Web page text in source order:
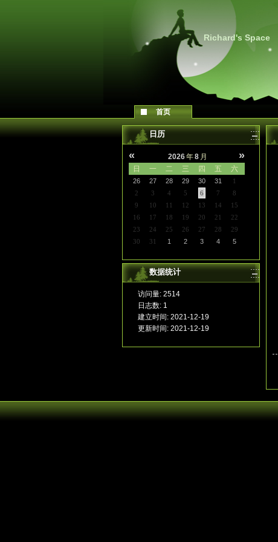
Richard's Space
首页
日历
»
« 2026年8 月
日
一 二 三 四 五 六
26 27 28 29 30 31
1
2
3 4 5 6 7
8
9
10 11 12 13 14
15
16
17 18 19 20 21
22
23
24 25 26 27 28
29
30
31 1 2 3 4 5
数据统计
访问量: 2514
日志数: 1
建立时间: 2021-12-19
更新时间: 2021-12-19